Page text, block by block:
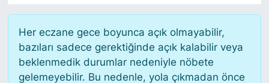
Her eczane gece boyunca açık olmayabilir,
bazıları sadece gerektiğinde açık kalabilir veya
beklenmedik durumlar nedeniyle nöbete
gelemeyebilir. Bu nedenle, yola çıkmadan önce